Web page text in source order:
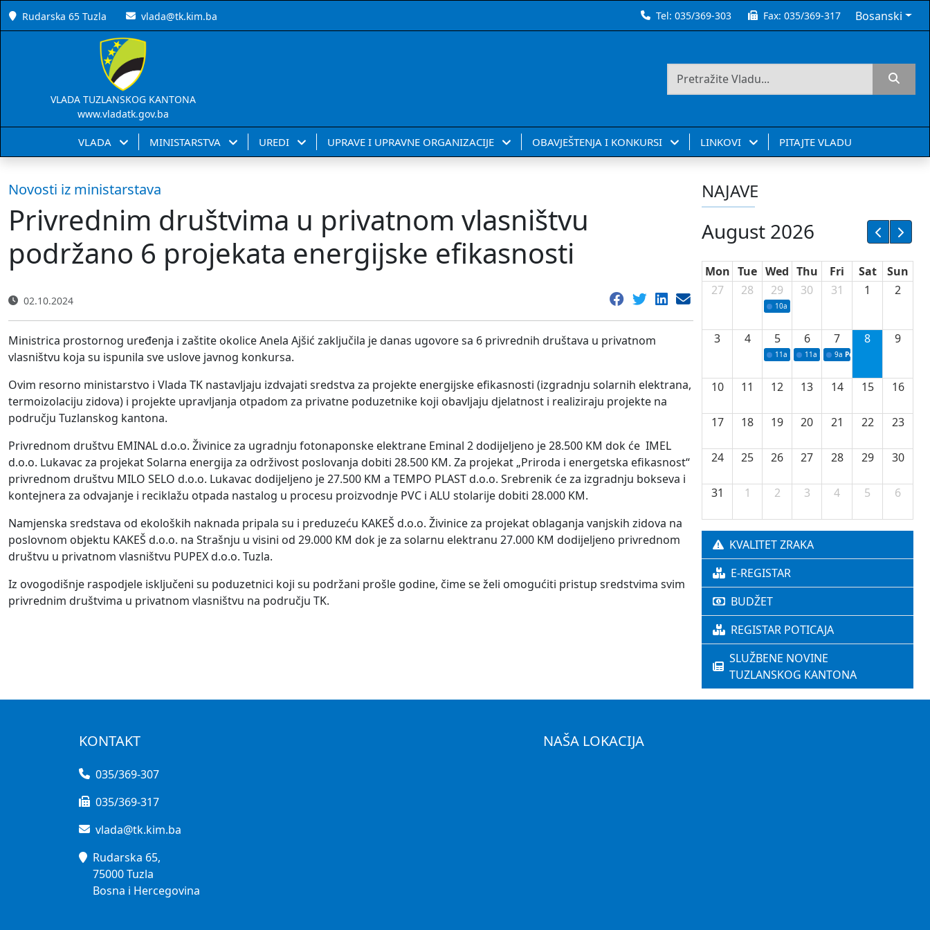
Rudarska 65 Tuzla vlada@tk.kim.ba Tel:035/369-303 Fax:035/369-317 Bosanski
VLADA TUZLANSKOG KANTONA
www.vladatk.gov.ba
VLADA MINISTARSTVA UREDI UPRAVE I UPRAVNE ORGANIZACIJE OBAVJEŠTENJA I KONKURSI LINKOVI PITAJTE VLADU
Novosti iz ministarstava
Privrednim društvima u privatnom vlasništvu
podržano 6 projekata energijske efikasnosti
02.10.2024
Ministrica prostornog uređenja i zaštite okolice Anela Ajšić zaključila je danas ugovore sa 6 privrednih društava u privatnom
vlasništvu koja su ispunila sve uslove javnog konkursa.
Ovim resorno ministarstvo i Vlada TK nastavljaju izdvajati sredstva za projekte energijske efikasnosti (izgradnju solarnih elektrana,
termoizolaciju zidova) i projekte upravljanja otpadom za privatne poduzetnike koji obavljaju djelatnost i realiziraju projekte na
području Tuzlanskog kantona.
Privrednom društvu EMINAL d.o.o. Živinice za ugradnju fotonaponske elektrane Eminal 2 dodijeljeno je 28.500 KM dok će IMEL
d.o.o. Lukavac za projekat Solarna energija za održivost poslovanja dobiti 28.500 KM. Za projekat „Priroda i energetska efikasnost“
privrednom društvu MILO SELO d.o.o. Lukavac dodijeljeno je 27.500 KM a TEMPO PLAST d.o.o. Srebrenik će za izgradnju bokseva i
kontejnera za odvajanje i reciklažu otpada nastalog u procesu proizvodnje PVC i ALU stolarije dobiti 28.000 KM.
Namjenska sredstava od ekoloških naknada pripala su i preduzeću KAKEŠ d.o.o. Živinice za projekat oblaganja vanjskih zidova na
poslovnom objektu KAKEŠ d.o.o. na Strašnju u visini od 29.000 KM dok je za solarnu elektranu 27.000 KM dodijeljeno privrednom
društvu u privatnom vlasništvu PUPEX d.o.o. Tuzla.
Iz ovogodišnje raspodjele isključeni su poduzetnici koji su podržani prošle godine, čime se želi omogućiti pristup sredstvima svim
privrednim društvima u privatnom vlasništvu na području TK.
NAJAVE
August 2026
Mon Tue Wed Thu Fri Sat
Sun
27
28 29
10a Potpisivanje ugovora sa neprofitnim
30 31 1 2
3 4 5
11a Potpisivanje ugovora o stipendijama
6
11a Podrška razvoju vodne
7
9a Početak izgradnje nove
8 9
10 11 12 13 14 15 16
17 18 19 20 21 22 23
24 25 26 27 28 29 30
31 1 2 3 4 5 6
KVALITET ZRAKA
E-REGISTAR
BUDŽET
REGISTAR POTICAJA
SLUŽBENE NOVINE
TUZLANSKOG KANTONA
KONTAKT
035/369-307
035/369-317
vlada@tk.kim.ba
Rudarska 65,
75000 Tuzla
Bosna i Hercegovina
NAŠA LOKACIJA